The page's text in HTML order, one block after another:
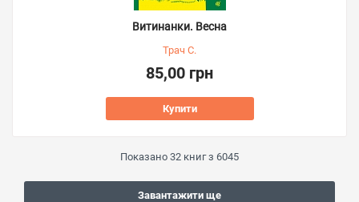
Витинанки. Весна
Трач С.
85,00 грн
Купити
Показано 32 книг з 6045
Завантажити ще